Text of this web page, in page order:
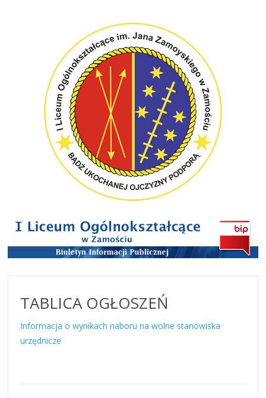
TABLICA OGŁOSZEŃ
Informacja o wynikach naboru na wolne stanowiska
urzędnicze